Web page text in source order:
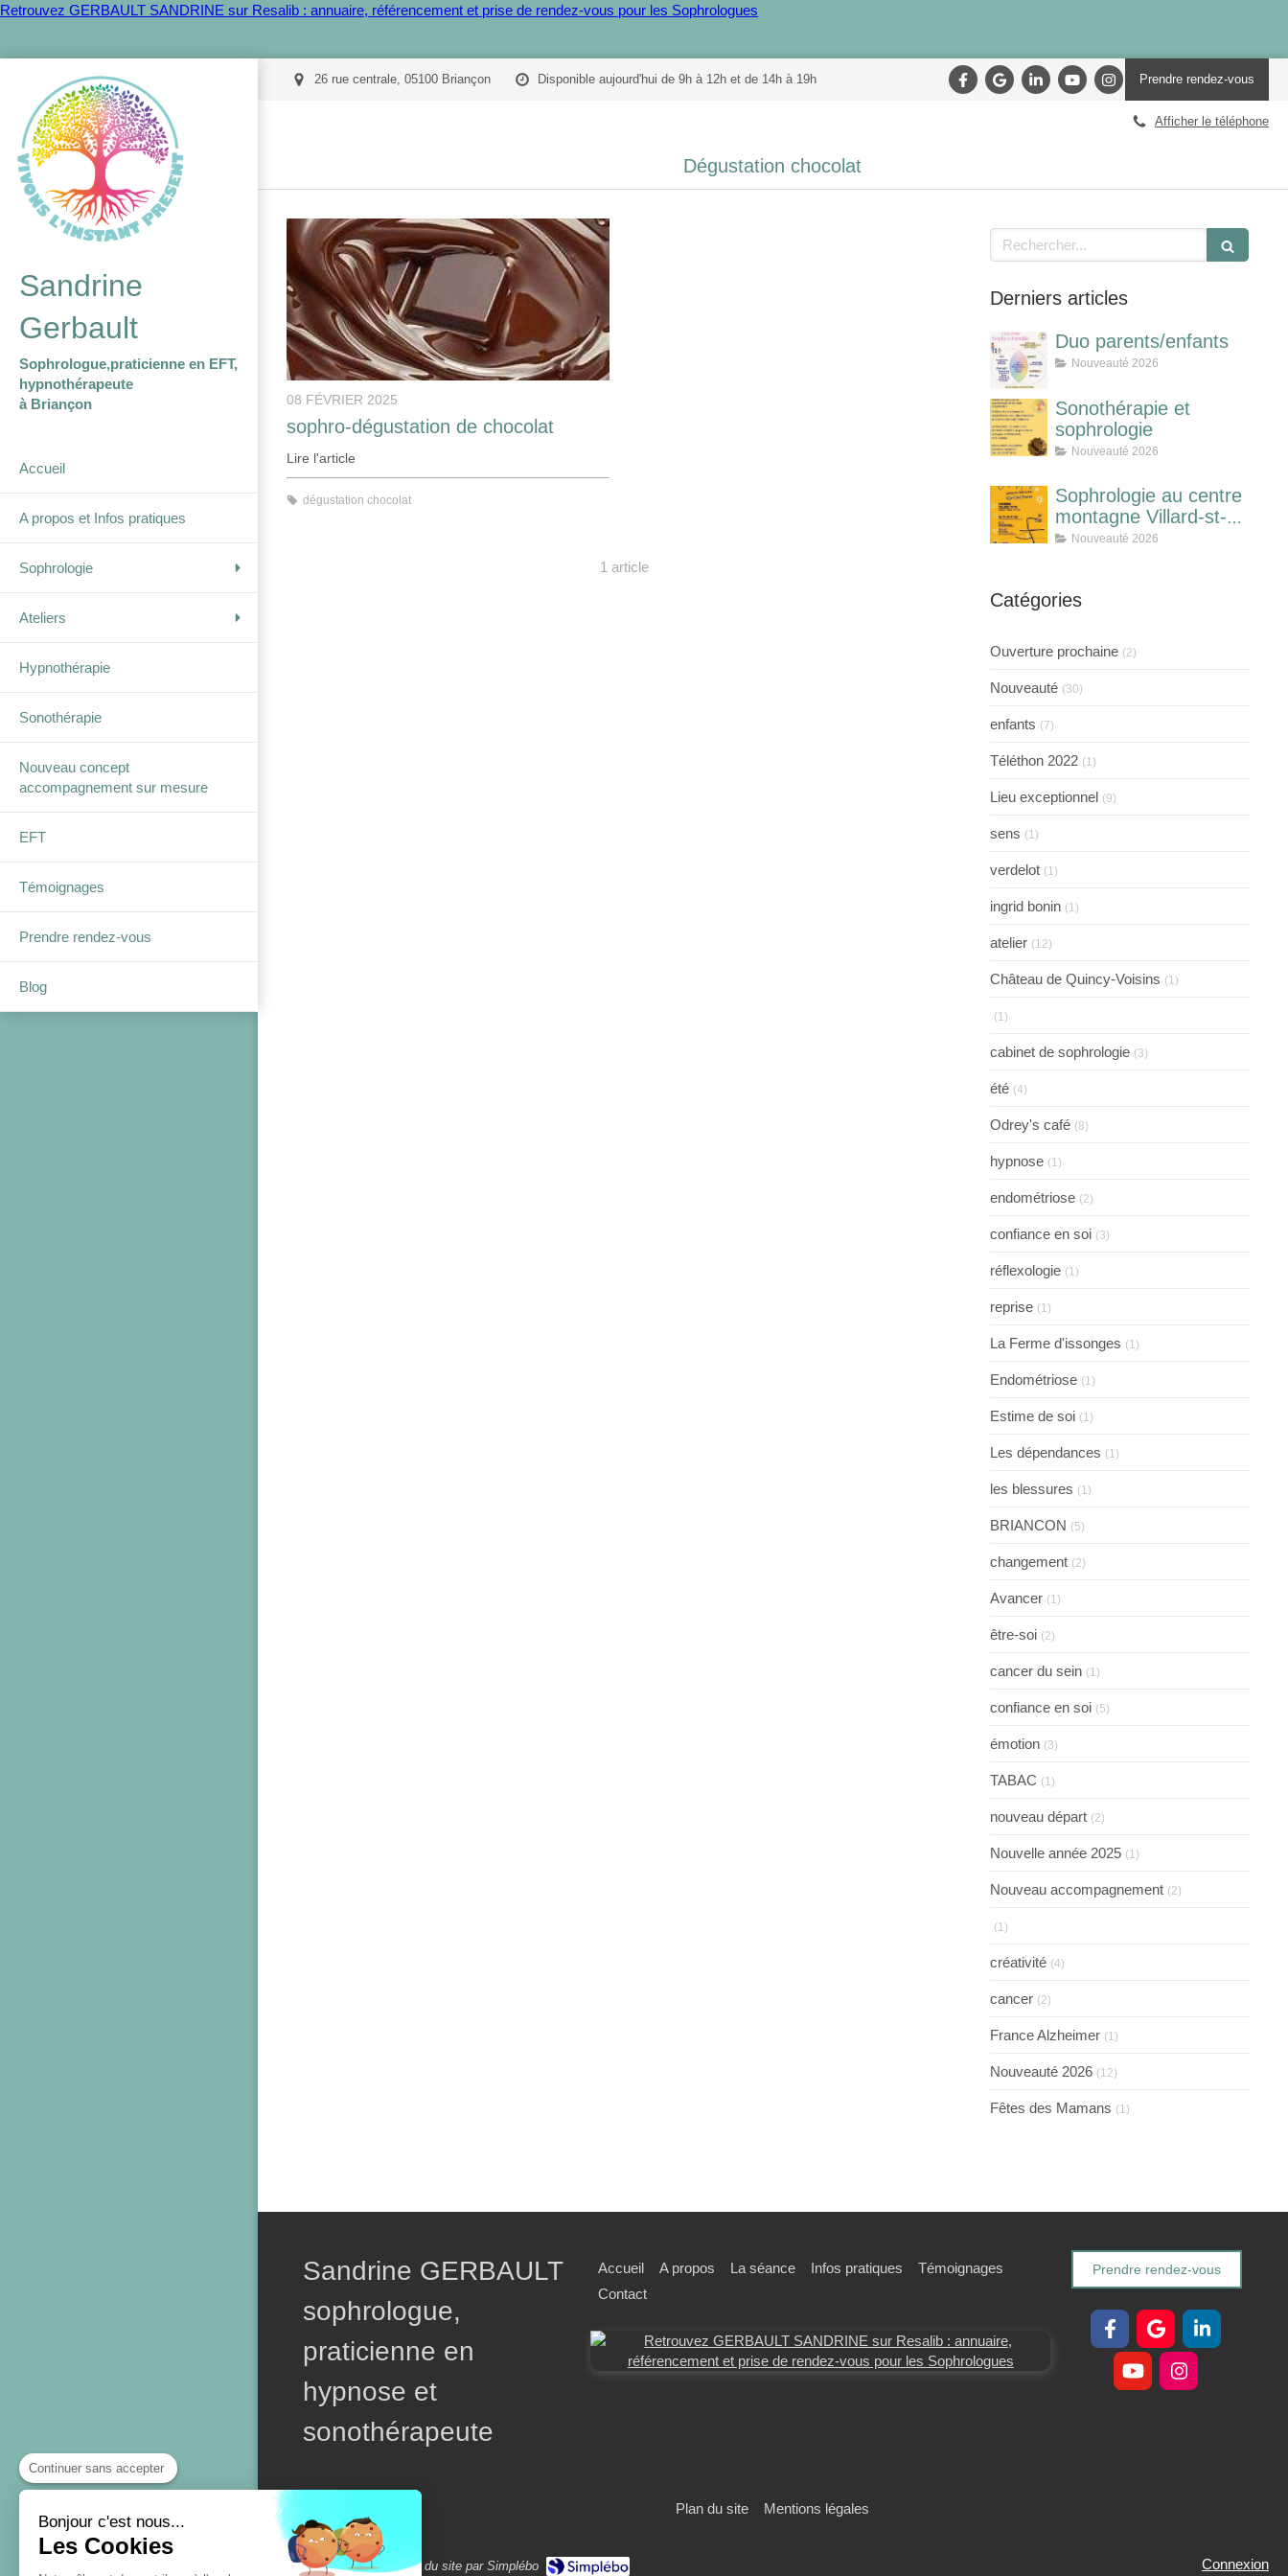
Retrouvez GERBAULT SANDRINE sur Resalib : annuaire, référencement et prise de rendez-vous pour les Sophrologues
Sandrine
Gerbault
Sophrologue,praticienne en EFT,
hypnothérapeute
à Briançon
Accueil
A propos et Infos pratiques
Sophrologie
Ateliers
Hypnothérapie
Sonothérapie
Nouveau concept
accompagnement sur mesure
EFT
Témoignages
Prendre rendez-vous
Blog
26 rue centrale, 05100 Briançon Disponible aujourd'hui de 9h à 12h et de 14h à 19h Prendre rendez-vous
Afficher le téléphone
Dégustation chocolat
08 FÉVRIER 2025
sophro-dégustation de chocolat
Lire l'article
dégustation chocolat
1 article
Rechercher
Derniers articles
Duo parents/enfants
Nouveauté 2026
Sonothérapie et
sophrologie
Nouveauté 2026
Sophrologie au centre
montagne Villard-st-
pancrace
Nouveauté 2026
Catégories
Ouverture prochaine (2)
Nouveauté (30)
enfants (7)
Téléthon 2022 (1)
Lieu exceptionnel (9)
sens (1)
verdelot (1)
ingrid bonin (1)
atelier (12)
Château de Quincy-Voisins (1)
(1)
cabinet de sophrologie (3)
été (4)
Odrey's café (8)
hypnose (1)
endométriose (2)
confiance en soi (3)
réflexologie (1)
reprise (1)
La Ferme d'issonges (1)
Endométriose (1)
Estime de soi (1)
Les dépendances (1)
les blessures (1)
BRIANCON (5)
changement (2)
Avancer (1)
être-soi (2)
cancer du sein (1)
confiance en soi (5)
émotion (3)
TABAC (1)
nouveau départ (2)
Nouvelle année 2025 (1)
Nouveau accompagnement (2)
(1)
créativité (4)
cancer (2)
France Alzheimer (1)
Nouveauté 2026 (12)
Fêtes des Mamans (1)
Sandrine GERBAULT
sophrologue,
praticienne en
hypnose et
sonothérapeute
Accueil A propos La séance Infos pratiques
Témoignages
Contact
Prendre rendez-vous
Plan du site Mentions légales
Création et référencement du site par Simplébo Connexion
Continuer sans accepter
Bonjour c'est nous...
Les Cookies